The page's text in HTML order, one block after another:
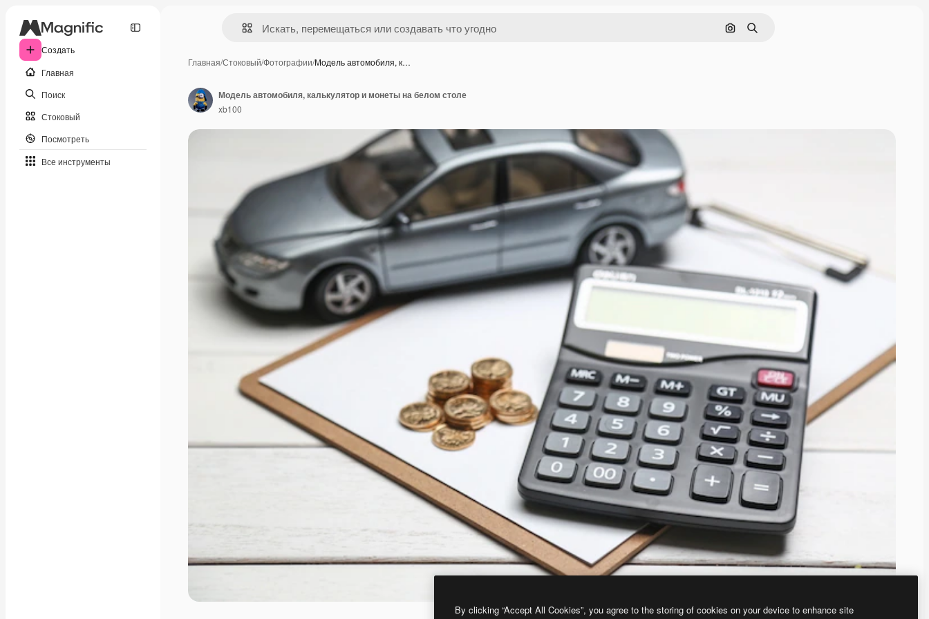
Создать
Главная
Поиск
Стоковый
Посмотреть
Все инструменты
Поиск по изображению
Поиск
Главная/Стоковый/Фотографии/Модель автомобиля, к…
Модель автомобиля, калькулятор и монеты на белом столе
xb100
By clicking “Accept All Cookies”, you agree to the storing of cookies on your device to enhance site